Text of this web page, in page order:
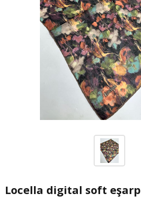
Locella digital soft eşarp